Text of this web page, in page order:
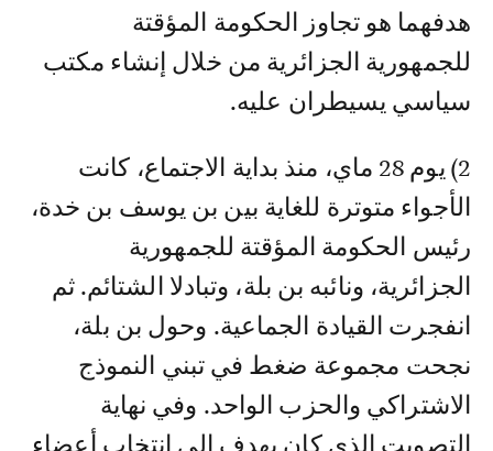
هدفهما هو تجاوز الحكومة المؤقتة
للجمهورية الجزائرية من خلال إنشاء مكتب
سياسي يسيطران عليه.
2) يوم 28 ماي، منذ بداية الاجتماع، كانت
الأجواء متوترة للغاية بين بن يوسف بن خدة،
رئيس الحكومة المؤقتة للجمهورية
الجزائرية، ونائبه بن بلة، وتبادلا الشتائم. ثم
انفجرت القيادة الجماعية. وحول بن بلة،
نجحت مجموعة ضغط في تبني النموذج
الاشتراكي والحزب الواحد. وفي نهاية